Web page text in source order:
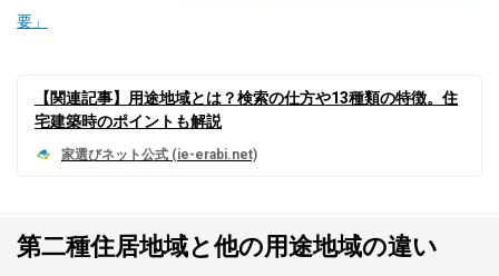
要」
【関連記事】用途地域とは？検索の仕方や13種類の特徴。住
宅建築時のポイントも解説
第二種住居地域と他の用途地域の違い